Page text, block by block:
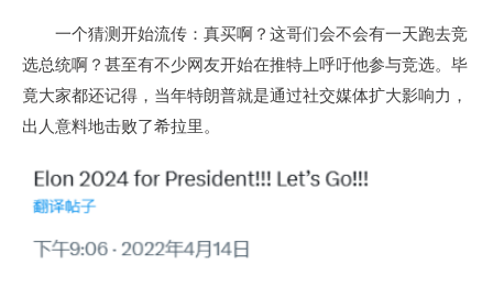
一个猜测开始流传：真买啊？这哥们会不会有一天跑去竞
选总统啊？甚至有不少网友开始在推特上呼吁他参与竞选。毕
竟大家都还记得，当年特朗普就是通过社交媒体扩大影响力，
出人意料地击败了希拉里。